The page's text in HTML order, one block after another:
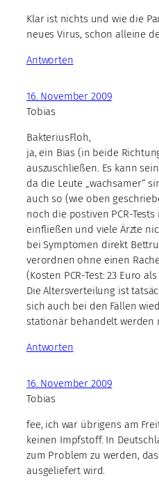
Klar ist nichts und wie die
neues Virus, schon alleine
Antworten
16. November 2009
Tobias
BakteriusFloh,
ja, ein Bias (in beide
auszuschließen. Es kann
da die Leute „wachsamer“
auch so (wie oben
noch die postiven PCR-
einfließen und viele Ärzte
bei Symptomen direkt
verordnen ohne einen
(Kosten PCR-Test: 23 Euro
Die Altersverteilung ist
sich auch bei den Fällen
stationär behandelt werden
Antworten
16. November 2009
Tobias
fee, ich war übrigens am
keinen Impfstoff. In
zum Problem zu werden,
ausgeliefert wird.